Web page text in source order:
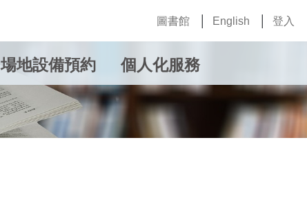
圖書館 English 登入
場地設備預約 個人化服務